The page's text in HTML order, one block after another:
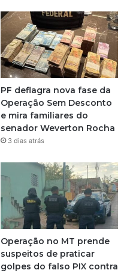
t
a
g
r
a
m
PF deflagra nova fase da
Operação Sem Desconto
e mira familiares do
senador Weverton Rocha
3 dias atrás
Operação no MT prende
suspeitos de praticar
golpes do falso PIX contra